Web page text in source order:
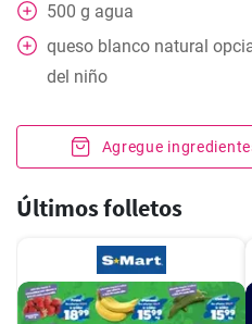
500 g agua
queso blanco natural
del niño
Agregue
Últimos folletos